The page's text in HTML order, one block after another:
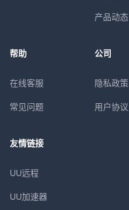
产品动态
帮助
在线客服
常见问题
公司
隐私政策
用户协议
友情链接
UU远程
UU加速器